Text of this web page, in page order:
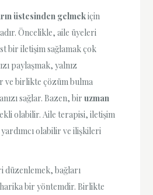
üstesinden gelmekiçin
Öncelikle, aile üyeleri
bir iletişim sağlamak çok
paylaşmak, yalnız
ve birlikte çözüm bulma
sağlar. Bazen, biruzman
olabilir. Aile terapisi, iletişim
yardımcı olabilir ve ilişkileri
düzenlemek, bağları
bir yöntemdir. Birlikte